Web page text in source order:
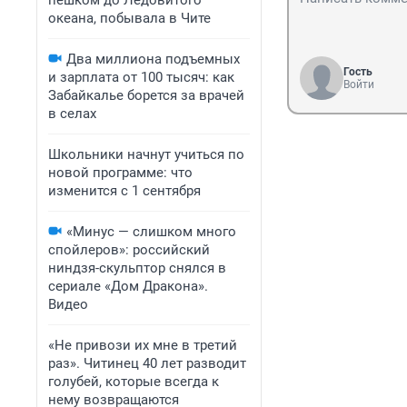
океана, побывала в Чите
Два миллиона подъемных
и зарплата от 100 тысяч: как
Забайкалье борется за врачей
в селах
Школьники начнут учиться по
новой программе: что
изменится с 1 сентября
«Минус — слишком много
спойлеров»: российский
ниндзя-скульптор снялся в
сериале «Дом Дракона».
Видео
«Не привози их мне в третий
раз». Читинец 40 лет разводит
голубей, которые всегда к
нему возвращаются
Гость
Войти